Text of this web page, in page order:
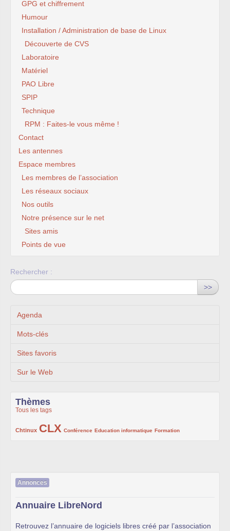
GPG et chiffrement
Humour
Installation / Administration de base de Linux
Découverte de CVS
Laboratoire
Matériel
PAO Libre
SPIP
Technique
RPM : Faites-le vous même !
Contact
Les antennes
Espace membres
Les membres de l’association
Les réseaux sociaux
Nos outils
Notre présence sur le net
Sites amis
Points de vue
Rechercher :
>>
Agenda
Mots-clés
Sites favoris
Sur le Web
Thèmes
Tous les tags
Chtinux
222/1002CLX
1002/1002 Conférence
132/1002 Education informatique
119/1002 Formation
168/1002
Annonces
Annuaire LibreNord
Retrouvez l’annuaire de logiciels libres créé par l’association